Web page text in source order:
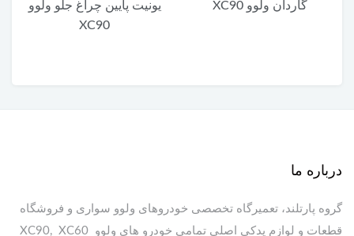
گاردان ولوو XC90
یونیت پایین چراغ جلو ولوو
XC90
درباره ما
گروه پارتلند، تعمیرگاه تخصصی خودروهای ولوو سواری و فروشگاه
قطعات و لوازم یدکی اصلی تمامی خودرو های ولوو XC90, XC60